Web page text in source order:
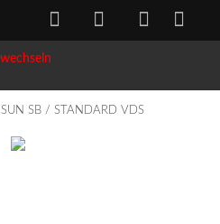
SUN SB / STANDARD VDS